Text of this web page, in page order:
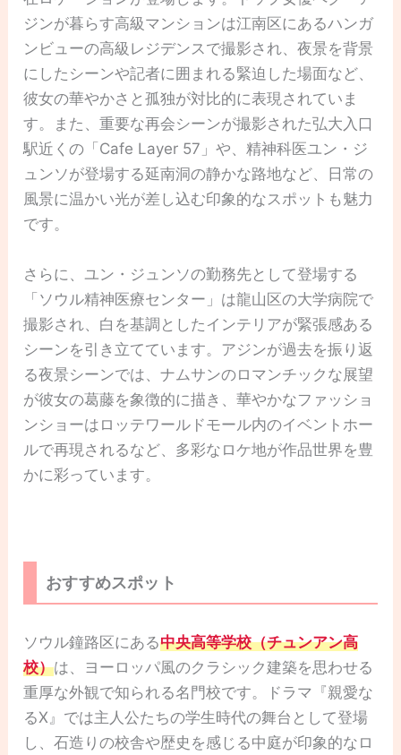
ジンが暮らす高級マンションは江南区にあるハンガ
ンビューの高級レジデンスで撮影され、夜景を背景
にしたシーンや記者に囲まれる緊迫した場面など、
彼女の華やかさと孤独が対比的に表現されていま
す。また、重要な再会シーンが撮影された弘大入口
駅近くの「Cafe Layer 57」や、精神科医ユン・ジ
ュンソが登場する延南洞の静かな路地など、日常の
風景に温かい光が差し込む印象的なスポットも魅力
です。
さらに、ユン・ジュンソの勤務先として登場する
「ソウル精神医療センター」は龍山区の大学病院で
撮影され、白を基調としたインテリアが緊張感ある
シーンを引き立てています。アジンが過去を振り返
る夜景シーンでは、ナムサンのロマンチックな展望
が彼女の葛藤を象徴的に描き、華やかなファッショ
ンショーはロッテワールドモール内のイベントホー
ルで再現されるなど、多彩なロケ地が作品世界を豊
かに彩っています。
おすすめスポット
ソウル鐘路区にある中央高等学校（チュンアン高
校）は、ヨーロッパ風のクラシック建築を思わせる
重厚な外観で知られる名門校です。ドラマ『親愛な
るX』では主人公たちの学生時代の舞台として登場
し、石造りの校舎や歴史を感じる中庭が印象的なロ